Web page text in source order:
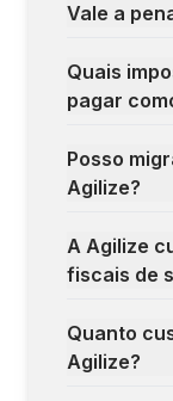
Vale a
Quais
pagar
Posso
Agilize?
A Agilize
fiscais de
Quanto
Agilize?